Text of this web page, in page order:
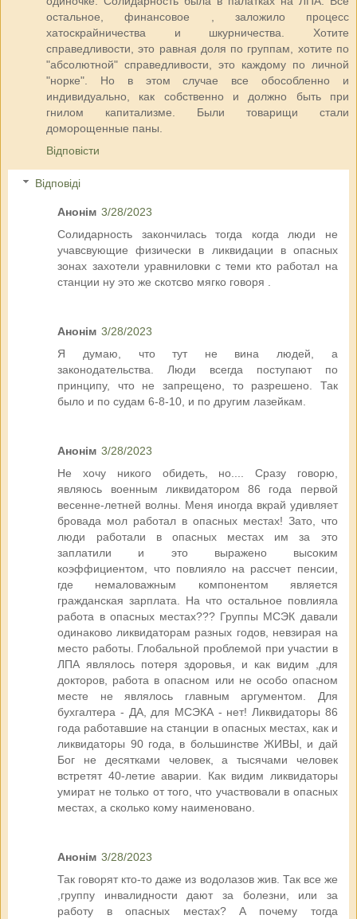
остальное, финансовое , заложило процесс
хатоскрайничества и шкурничества. Хотите
справедливости, это равная доля по группам, хотите по
"абсолютной" справедливости, это каждому по личной
"норке". Но в этом случае все обособленно и
индивидуально, как собственно и должно быть при
гнилом капитализме. Были товарищи стали
доморощенные паны.
Відповісти
Відповіді
Анонім 3/28/2023
Солидарность закончилась тогда когда люди не
учавсвующие физически в ликвидации в опасных
зонах захотели уравниловки с теми кто работал на
станции ну это же скотсво мягко говоря .
Анонім 3/28/2023
Я думаю, что тут не вина людей, а
законодательства. Люди всегда поступают по
принципу, что не запрещено, то разрешено. Так
было и по судам 6-8-10, и по другим лазейкам.
Анонім 3/28/2023
Не хочу никого обидеть, но.... Сразу говорю,
являюсь военным ликвидатором 86 года первой
весенне-летней волны. Меня иногда вкрай удивляет
бровада мол работал в опасных местах! Зато, что
люди работали в опасных местах им за это
заплатили и это выражено высоким
коэффициентом, что повлияло на рассчет пенсии,
где немаловажным компонентом является
гражданская зарплата. На что остальное повлияла
работа в опасных местах??? Группы МСЭК давали
одинаково ликвидаторам разных годов, невзирая на
место работы. Глобальной проблемой при участии в
ЛПА являлось потеря здоровья, и как видим ,для
докторов, работа в опасном или не особо опасном
месте не являлось главным аргументом. Для
бухгалтера - ДА, для МСЭКА - нет! Ликвидаторы 86
года работавшие на станции в опасных местах, как и
ликвидаторы 90 года, в большинстве ЖИВЫ, и дай
Бог не десятками человек, а тысячами человек
встретят 40-летие аварии. Как видим ликвидаторы
умират не только от того, что участвовали в опасных
местах, а сколько кому наименовано.
Анонім 3/28/2023
Так говорят кто-то даже из водолазов жив. Так все же
,группу инвалидности дают за болезни, или за
работу в опасных местах? А почему тогда